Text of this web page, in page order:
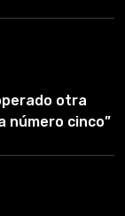
otra
número cinco”